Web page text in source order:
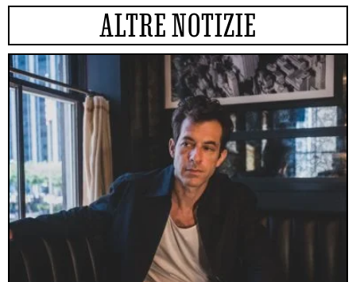
ALTRE NOTIZIE